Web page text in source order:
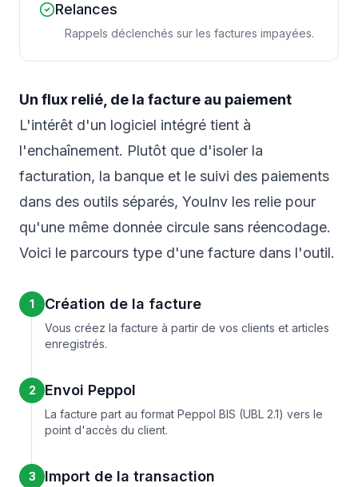
Relances
Rappels déclenchés sur les factures impayées.
Un flux relié, de la facture au paiement
L'intérêt d'un logiciel intégré tient à
l'enchaînement. Plutôt que d'isoler la
facturation, la banque et le suivi des paiements
dans des outils séparés, YouInv les relie pour
qu'une même donnée circule sans réencodage.
Voici le parcours type d'une facture dans l'outil.
1 Création de la facture
Vous créez la facture à partir de vos clients et articles
enregistrés.
2 Envoi Peppol
La facture part au format Peppol BIS (UBL 2.1) vers le
point d'accès du client.
3 Import de la transaction